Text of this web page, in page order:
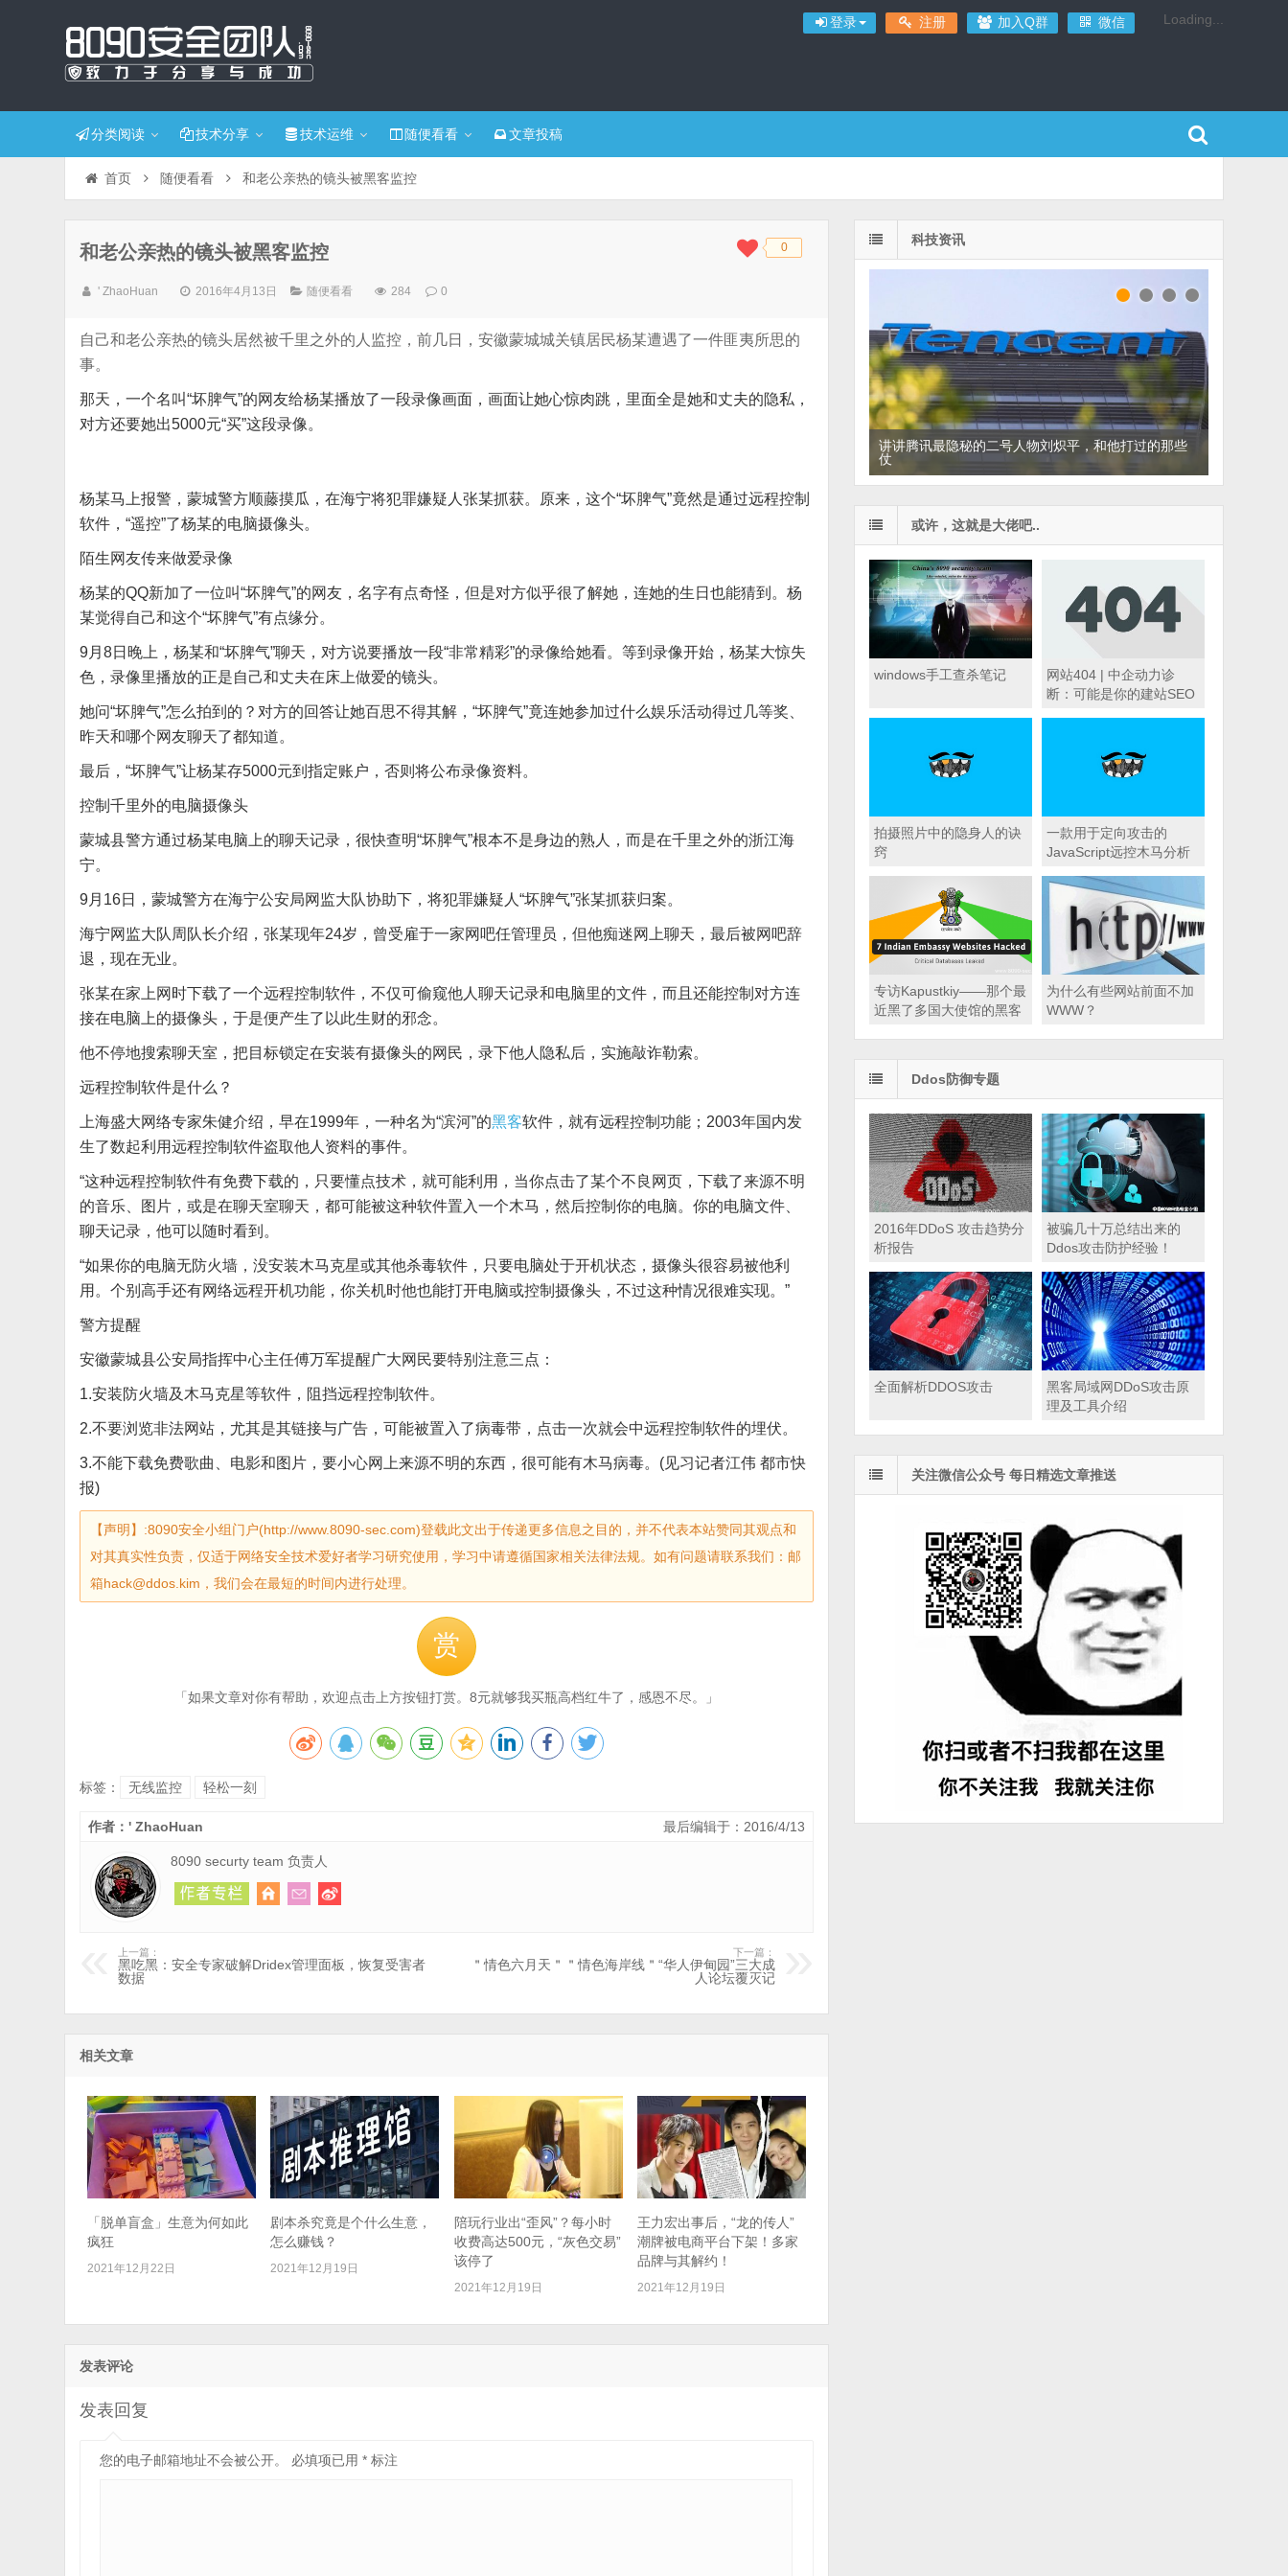
登录 注册 加入Q群 微信 Loading...
分类阅读 技术分享 技术运维 随便看看 文章投稿
首页 随便看看 和老公亲热的镜头被黑客监控
◆◆ 0
和老公亲热的镜头被黑客监控
' ZhaoHuan 2016年4月13日 随便看看 284 0
自己和老公亲热的镜头居然被千里之外的人监控，前几日，安徽蒙城城关镇居民杨某遭遇了一件匪夷所思的
事。
那天，一个名叫“坏脾气”的网友给杨某播放了一段录像画面，画面让她心惊肉跳，里面全是她和丈夫的隐私，
对方还要她出5000元“买”这段录像。
杨某马上报警，蒙城警方顺藤摸瓜，在海宁将犯罪嫌疑人张某抓获。原来，这个“坏脾气”竟然是通过远程控制
软件，“遥控”了杨某的电脑摄像头。
陌生网友传来做爱录像
杨某的QQ新加了一位叫“坏脾气”的网友，名字有点奇怪，但是对方似乎很了解她，连她的生日也能猜到。杨
某觉得自己和这个“坏脾气”有点缘分。
9月8日晚上，杨某和“坏脾气”聊天，对方说要播放一段“非常精彩”的录像给她看。等到录像开始，杨某大惊失
色，录像里播放的正是自己和丈夫在床上做爱的镜头。
她问“坏脾气”怎么拍到的？对方的回答让她百思不得其解，“坏脾气”竟连她参加过什么娱乐活动得过几等奖、
昨天和哪个网友聊天了都知道。
最后，“坏脾气”让杨某存5000元到指定账户，否则将公布录像资料。
控制千里外的电脑摄像头
蒙城县警方通过杨某电脑上的聊天记录，很快查明“坏脾气”根本不是身边的熟人，而是在千里之外的浙江海
宁。
9月16日，蒙城警方在海宁公安局网监大队协助下，将犯罪嫌疑人“坏脾气”张某抓获归案。
海宁网监大队周队长介绍，张某现年24岁，曾受雇于一家网吧任管理员，但他痴迷网上聊天，最后被网吧辞
退，现在无业。
张某在家上网时下载了一个远程控制软件，不仅可偷窥他人聊天记录和电脑里的文件，而且还能控制对方连
接在电脑上的摄像头，于是便产生了以此生财的邪念。
他不停地搜索聊天室，把目标锁定在安装有摄像头的网民，录下他人隐私后，实施敲诈勒索。
远程控制软件是什么？
上海盛大网络专家朱健介绍，早在1999年，一种名为“滨河”的黑客软件，就有远程控制功能；2003年国内发
生了数起利用远程控制软件盗取他人资料的事件。
“这种远程控制软件有免费下载的，只要懂点技术，就可能利用，当你点击了某个不良网页，下载了来源不明
的音乐、图片，或是在聊天室聊天，都可能被这种软件置入一个木马，然后控制你的电脑。你的电脑文件、
聊天记录，他可以随时看到。
“如果你的电脑无防火墙，没安装木马克星或其他杀毒软件，只要电脑处于开机状态，摄像头很容易被他利
用。个别高手还有网络远程开机功能，你关机时他也能打开电脑或控制摄像头，不过这种情况很难实现。”
警方提醒
安徽蒙城县公安局指挥中心主任傅万军提醒广大网民要特别注意三点：
1.安装防火墙及木马克星等软件，阻挡远程控制软件。
2.不要浏览非法网站，尤其是其链接与广告，可能被置入了病毒带，点击一次就会中远程控制软件的埋伏。
3.不能下载免费歌曲、电影和图片，要小心网上来源不明的东西，很可能有木马病毒。(见习记者江伟 都市快
报)
【声明】:8090安全小组门户(http://www.8090-sec.com)登载此文出于传递更多信息之目的，并不代表本站赞同其观点和
对其真实性负责，仅适于网络安全技术爱好者学习研究使用，学习中请遵循国家相关法律法规。如有问题请联系我们：邮
箱hack@ddos.kim，我们会在最短的时间内进行处理。
赏
「如果文章对你有帮助，欢迎点击上方按钮打赏。8元就够我买瓶高档红牛了，感恩不尽。」
标签： 无线监控 轻松一刻
最后编辑于：2016/4/13
作者：' ZhaoHuan
8090 securty team 负责人
上一篇：
黑吃黑：安全专家破解Dridex管理面板，恢复受害者
数据
下一篇：
＂情色六月天＂＂情色海岸线＂“华人伊甸园”三大成
人论坛覆灭记
相关文章
「脱单盲盒」生意为何如此
疯狂​
2021年12月22日
剧本杀究竟是个什么生意，
怎么赚钱？
2021年12月19日
陪玩行业出“歪风”？每小时
收费高达500元，“灰色交易”
该停了
2021年12月19日
王力宏出事后，“龙的传人”
潮牌被电商平台下架！多家
品牌与其解约！
2021年12月19日
发表评论
发表回复
您的电子邮箱地址不会被公开。 必填项已用* 标注
科技资讯
讲讲腾讯最隐秘的二号人物刘炽平，和他打过的那些
仗
或许，这就是大佬吧..
windows手工查杀笔记
网站404 | 中企动力诊
断：可能是你的建站SEO
拍摄照片中的隐身人的诀
窍
一款用于定向攻击的
JavaScript远控木马分析
专访Kapustkiy——那个最
近黑了多国大使馆的黑客
为什么有些网站前面不加
WWW？
Ddos防御专题
2016年DDoS 攻击趋势分
析报告
被骗几十万总结出来的
Ddos攻击防护经验！
全面解析DDOS攻击
黑客局域网DDoS攻击原
理及工具介绍
关注微信公众号 每日精选文章推送